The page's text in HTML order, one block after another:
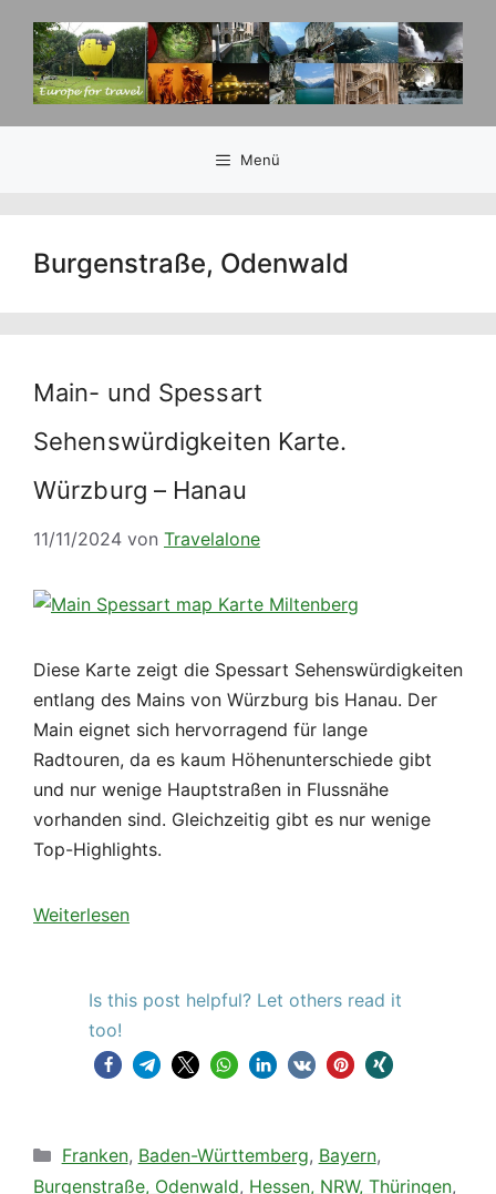
Inhalt
springen
Menü
Burgenstraße, Odenwald
Main- und Spessart
Sehenswürdigkeiten Karte.
Würzburg – Hanau
11/11/2024 von Travelalone
Diese Karte zeigt die Spessart Sehenswürdigkeiten
entlang des Mains von Würzburg bis Hanau. Der
Main eignet sich hervorragend für lange
Radtouren, da es kaum Höhenunterschiede gibt
und nur wenige Hauptstraßen in Flussnähe
vorhanden sind. Gleichzeitig gibt es nur wenige
Top-Highlights.
Weiterlesen
Is this post helpful? Let others read it
too!
Kategorien
Franken, Baden-Württemberg, Bayern,
Burgenstraße, Odenwald, Hessen, NRW, Thüringen,